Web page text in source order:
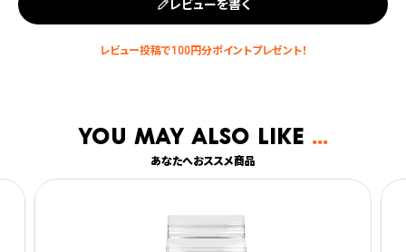
レビューを書く
You may also like
あなたへおススメ商品